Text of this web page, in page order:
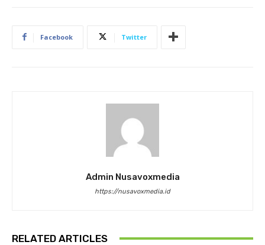
Facebook Twitter
Admin Nusavoxmedia
https://nusavoxmedia.id
RELATED ARTICLES